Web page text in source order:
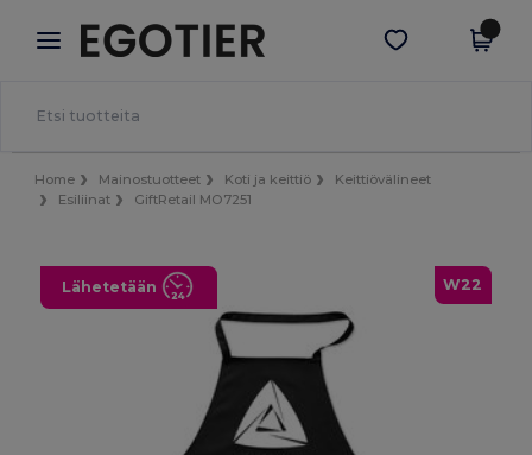
× Egotier-sovellus
Paremmat hinnat appissa!
Hae sovellus
Home Mainostuotteet Koti ja keittiö
Keittiövälineet
Esiliinat
GiftRetail MO7251
W22
Lähetetään